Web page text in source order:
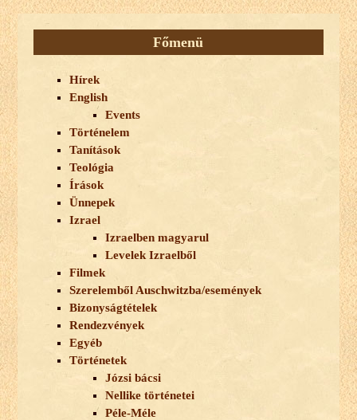
Főmenü
Hírek
English
Events
Történelem
Tanítások
Teológia
Írások
Ünnepek
Izrael
Izraelben magyarul
Levelek Izraelből
Filmek
Szerelemből Auschwitzba/események
Bizonyságtételek
Rendezvények
Egyéb
Történetek
Józsi bácsi
Nellike történetei
Péle-Méle